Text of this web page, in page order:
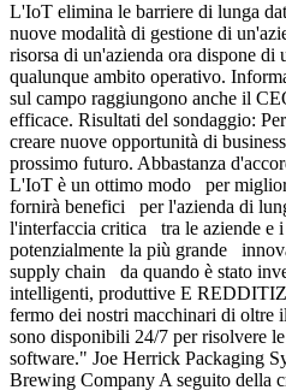
L'IoT elimina le barriere di lunga
nuove modalità di gestione di
risorsa di un'azienda ora dispone
qualunque ambito operativo.
sul campo raggiungono anche il
efficace. Risultati del sondaggio:
creare nuove opportunità di
prossimo futuro. Abbastanza
L'IoT è un ottimo modo per
fornirà benefici per l'azienda di
l'interfaccia critica tra le aziende e
potenzialmente la più grande
supply chain da quando è stato
intelligenti, produttive E
fermo dei nostri macchinari di oltre
sono disponibili 24/7 per risolvere
software." Joe Herrick Packaging
Brewing Company A seguito della